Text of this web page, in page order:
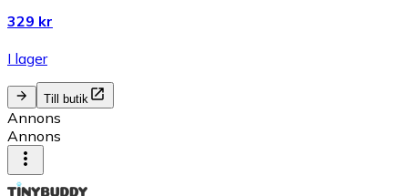
329 kr
I lager
Till butik
Annons
Annons